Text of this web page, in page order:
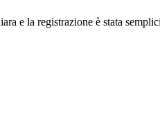
e la registrazione è stata